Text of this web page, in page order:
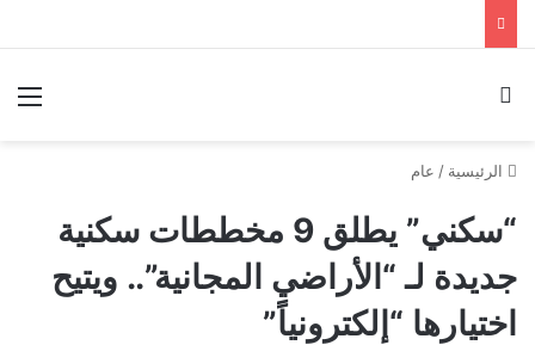
الرئيسية / عام
“سكني” يطلق 9 مخططات سكنية
جديدة لـ “الأراضي المجانية”.. ويتيح
اختيارها “إلكترونياً”